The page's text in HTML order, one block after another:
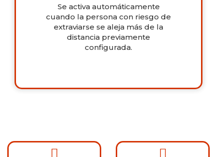
Se activa automáticamente
cuando la persona con riesgo de
extraviarse se aleja más de la
distancia previamente
configurada.